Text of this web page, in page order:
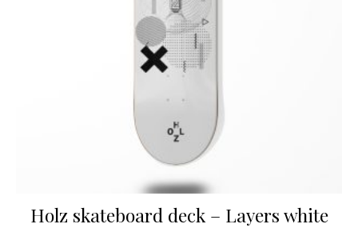
Holz skateboard deck – Layers white